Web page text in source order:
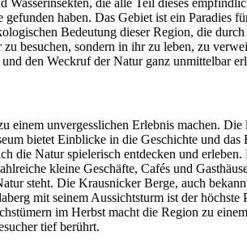
die alle Teil dieses
haben. Das Gebiet ist ein Paradies
Bedeutung dieser Region, die
besuchen, sondern in ihr zu leben, zu
den Weckruf der Natur ganz unmittelbar
unvergesslichen Erlebnis machen.
bietet Einblicke in die Geschichte und
die Natur spielerisch entdecken und
kleine Geschäfte, Cafés und
steht. Die Krausnicker Berge, auch
mit seinem Aussichtsturm ist der
im Herbst macht die Region zu
tief berührt.